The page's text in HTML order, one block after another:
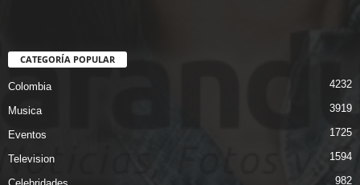
CATEGORÍA POPULAR
Colombia 4232
Musica 3919
Eventos 1725
Television 1594
982